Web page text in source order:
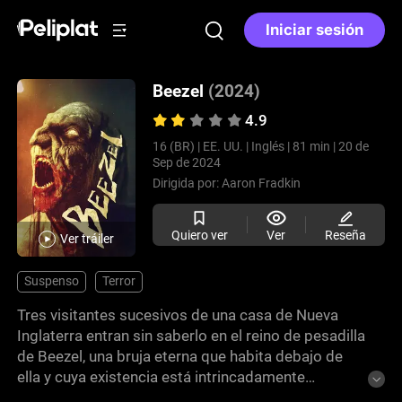
Iniciar sesión
Ver tráiler
Beezel (2024)
4.9
16 (BR) | EE. UU. | Inglés | 81 min | 20 de
Sep de 2024
Dirigida por:Aaron Fradkin
Quiero ver Ver Reseña
Suspenso Terror
Tres visitantes sucesivos de una casa de Nueva
Inglaterra entran sin saberlo en el reino de pesadilla
de Beezel, una bruja eterna que habita debajo de
ella y cuya existencia está intrincadamente